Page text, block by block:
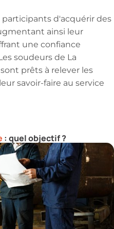
d'acquérir des
ainsi leur
une confiance
soudeurs de La
prêts à relever les
savoir-faire au service
: quel objectif ?